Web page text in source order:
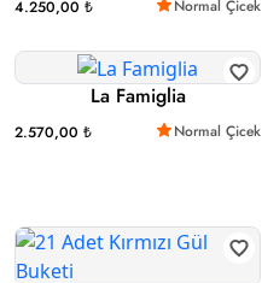
4.250,00 ₺ Normal Çicek
La Famiglia
2.570,00 ₺ Normal Çicek